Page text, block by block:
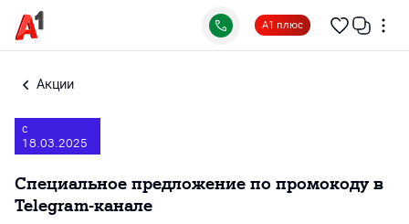
А1 плюс
Акции
с
18.03.2025
Специальное предложение по промокоду в
Telegram-канале